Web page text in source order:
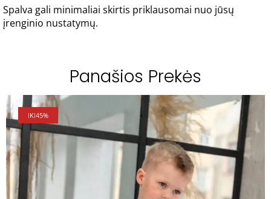
Spalva gali minimaliai skirtis priklausomai nuo jūsų
įrenginio nustatymų.
Panašios Prekės
IKI45%